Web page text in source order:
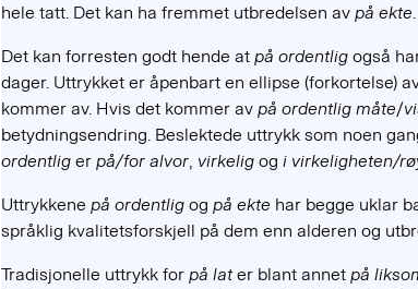
hele tatt. Det kan ha fremmet utbredelsen av på ekte.
Det kan forresten godt hende at på ordentlig også
dager. Uttrykket er åpenbart en ellipse (forkortelse)
kommer av. Hvis det kommer av på ordentlig måte/
betydningsendring. Beslektede uttrykk som noen
ordentlig er på/for alvor, virkelig og i virkeligheten/
Uttrykkene på ordentlig og på ekte har begge uklar
språklig kvalitetsforskjell på dem enn alderen og
Tradisjonelle uttrykk for på later blant annet på